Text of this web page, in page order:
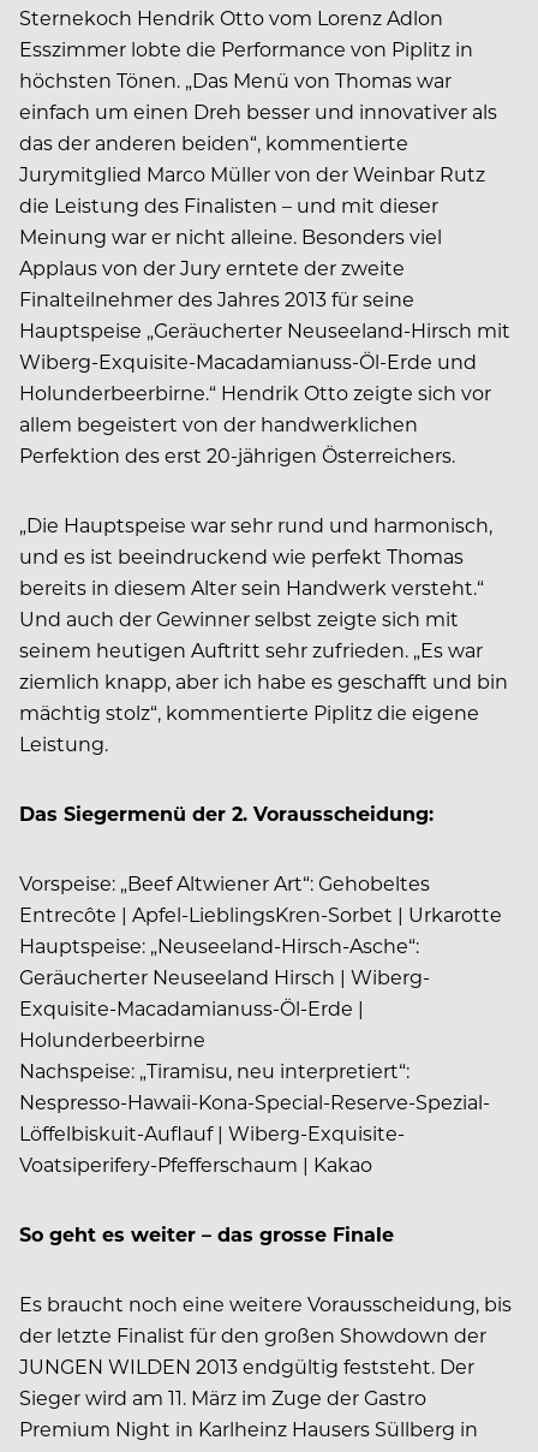
Sternekoch Hendrik Otto vom Lorenz Adlon
Esszimmer lobte die Performance von Piplitz in
höchsten Tönen. „Das Menü von Thomas war
einfach um einen Dreh besser und innovativer als
das der anderen beiden“, kommentierte
Jurymitglied Marco Müller von der Weinbar Rutz
die Leistung des Finalisten – und mit dieser
Meinung war er nicht alleine. Besonders viel
Applaus von der Jury erntete der zweite
Finalteilnehmer des Jahres 2013 für seine
Hauptspeise „Geräucherter Neuseeland-Hirsch mit
Wiberg-Exquisite-Macadamianuss-Öl-Erde und
Holunderbeerbirne.“ Hendrik Otto zeigte sich vor
allem begeistert von der handwerklichen
Perfektion des erst 20-jährigen Österreichers.
„Die Hauptspeise war sehr rund und harmonisch,
und es ist beeindruckend wie perfekt Thomas
bereits in diesem Alter sein Handwerk versteht.“
Und auch der Gewinner selbst zeigte sich mit
seinem heutigen Auftritt sehr zufrieden. „Es war
ziemlich knapp, aber ich habe es geschafft und bin
mächtig stolz“, kommentierte Piplitz die eigene
Leistung.
Das Siegermenü der 2. Vorausscheidung:
Vorspeise: „Beef Altwiener Art“: Gehobeltes
Entrecôte | Apfel-LieblingsKren-Sorbet | Urkarotte
Hauptspeise: „Neuseeland-Hirsch-Asche“:
Geräucherter Neuseeland Hirsch | Wiberg-
Exquisite-Macadamianuss-Öl-Erde |
Holunderbeerbirne
Nachspeise: „Tiramisu, neu interpretiert“:
Nespresso-Hawaii-Kona-Special-Reserve-Spezial-
Löffelbiskuit-Auflauf | Wiberg-Exquisite-
Voatsiperifery-Pfefferschaum | Kakao
So geht es weiter – das grosse Finale
Es braucht noch eine weitere Vorausscheidung, bis
der letzte Finalist für den großen Showdown der
JUNGEN WILDEN 2013 endgültig feststeht. Der
Sieger wird am 11. März im Zuge der Gastro
Premium Night in Karlheinz Hausers Süllberg in